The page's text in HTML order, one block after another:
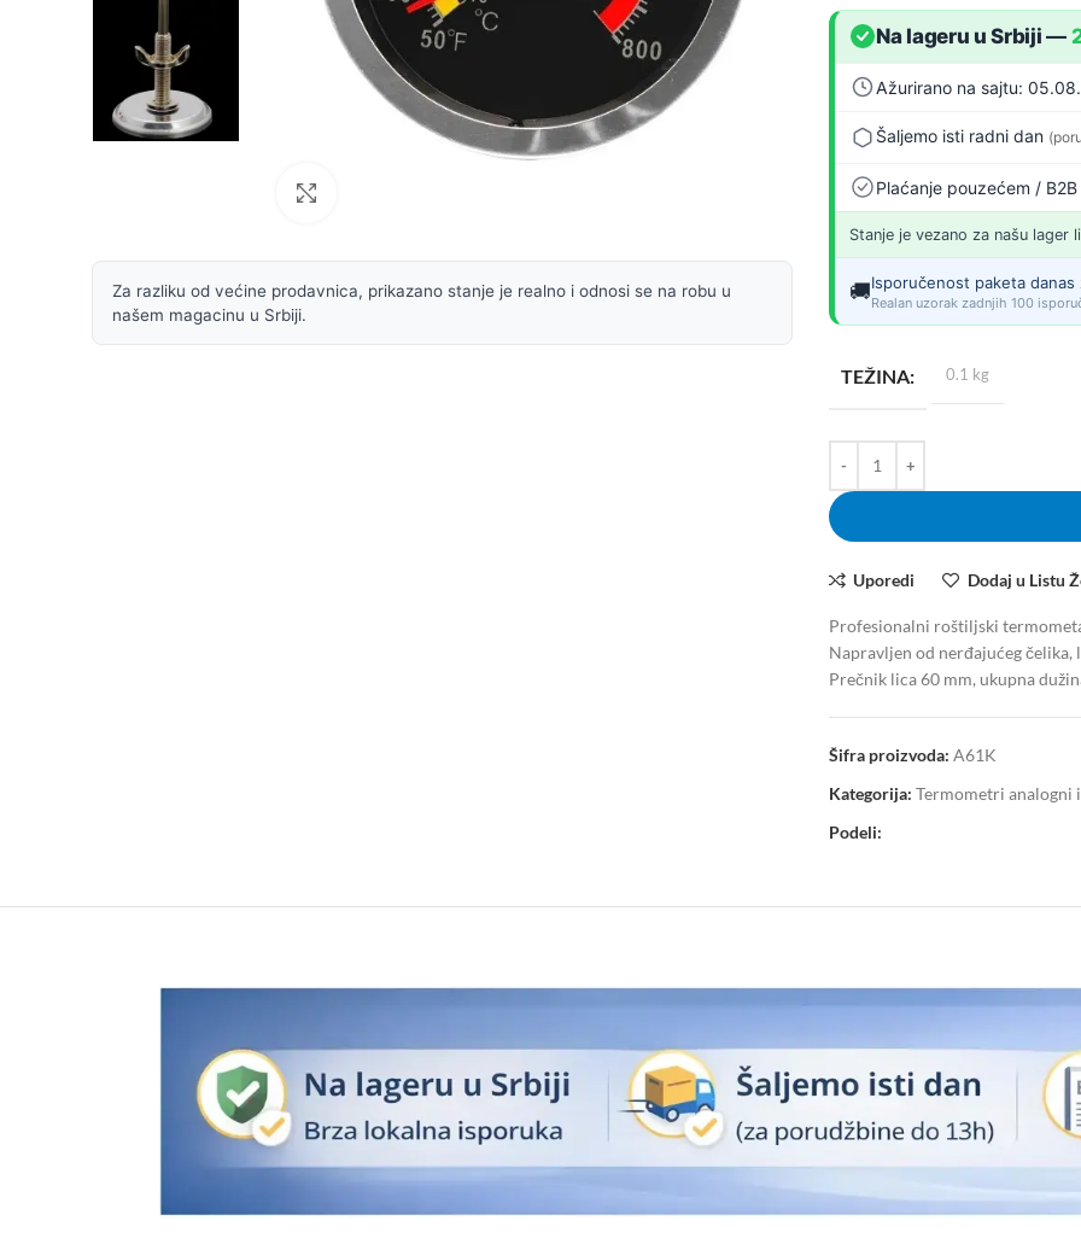
Za razliku od većine prodavnica, prikazano stanje je realno i odnosi se na robu u
našem magacinu u Srbiji.
Na lageru u Srbiji —
Ažurirano na sajtu:
Šaljemo isti radni dan
Plaćanje pouzećem /
Stanje je vezano za našu lager
🚚Isporučenost paketa danas
Realan uzorak zadnjih 100
TEŽINA 0.1 kg
Uporedi Dodaj u Listu
Profesionalni roštiljski
Napravljen od nerđajućeg čelika,
Prečnik lica 60 mm, ukupna
Šifra proizvoda: A61K
Kategorija: Termometri
Podeli: